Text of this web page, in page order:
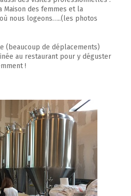
Maison des femmes et la
nous logeons…..(les photos
(beaucoup de déplacements)
au restaurant pour y déguster
!